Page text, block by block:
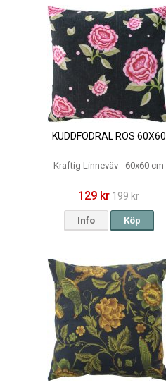
KUDDFODRAL ROS 60X60
Kraftig Linneväv - 60x60 cm
129 kr 199 kr
Info Köp